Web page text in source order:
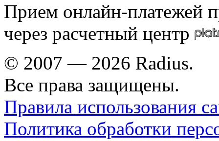
Прием онлайн-платежей
через расчетный центр
© 2007 — 2026 Radius.
Все права защищены.
Правила использования
Политика обработки